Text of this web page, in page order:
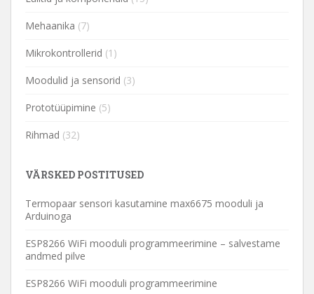
Mehaanika (7)
Mikrokontrollerid (1)
Moodulid ja sensorid (3)
Prototüüpimine (5)
Rihmad (32)
VÄRSKED POSTITUSED
Termopaar sensori kasutamine max6675 mooduli ja
Arduinoga
ESP8266 WiFi mooduli programmeerimine – salvestame
andmed pilve
ESP8266 WiFi mooduli programmeerimine